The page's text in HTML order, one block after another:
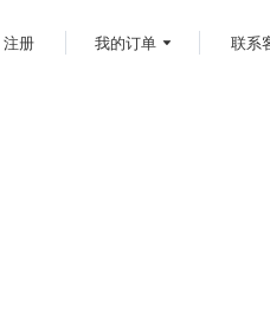
注册 我的订单 联系